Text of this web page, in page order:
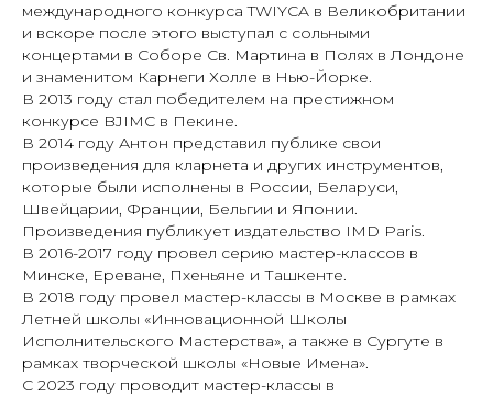
международного конкурса TWIYCA в Великобритании
и вскоре после этого выступал с сольными
концертами в Соборе Св. Мартина в Полях в Лондоне
и знаменитом Карнеги Холле в Нью-Йорке.
В 2013 году стал победителем на престижном
конкурсе BJIMC в Пекине.
В 2014 году Антон представил публике свои
произведения для кларнета и других инструментов,
которые были исполнены в России, Беларуси,
Швейцарии, Франции, Бельгии и Японии.
Произведения публикует издательство IMD Paris.
В 2016-2017 году провел серию мастер-классов в
Минске, Ереване, Пхеньяне и Ташкенте.
В 2018 году провел мастер-классы в Москве в рамках
Летней школы «Инновационной Школы
Исполнительского Мастерства», а также в Сургуте в
рамках творческой школы «Новые Имена».
С 2023 году проводит мастер-классы в